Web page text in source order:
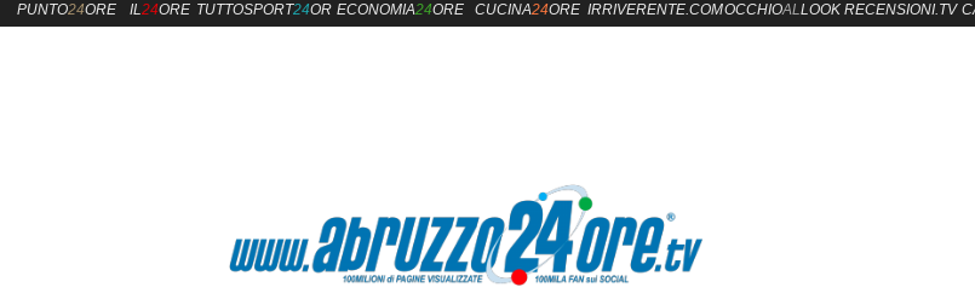
PUNTO24ORE IL24ORE TUTTOSPORT24OREECONOMIA24ORE CUCINA24ORE IRRIVERENTE.COMOCCHIOALLOOK RECENSIONI.TV